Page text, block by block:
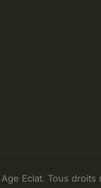
Eclat. Tous droits